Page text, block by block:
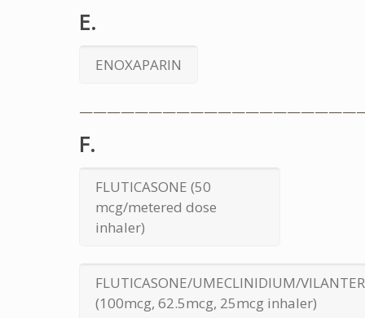
E.
ENOXAPARIN
F.
FLUTICASONE (50
mcg/metered dose
inhaler)
FLUTICASONE/UMECLINIDIUM/
(100mcg, 62.5mcg, 25mcg inhaler)